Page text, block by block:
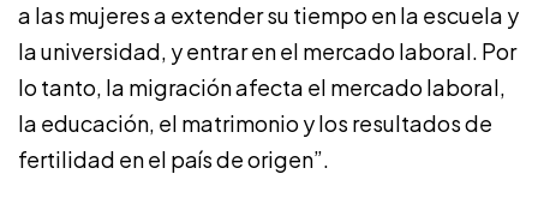
a las mujeres a extender su tiempo en la escuela y
la universidad, y entrar en el mercado laboral. Por
lo tanto, la migración afecta el mercado laboral,
la educación, el matrimonio y los resultados de
fertilidad en el país de origen”.